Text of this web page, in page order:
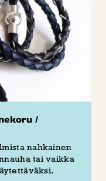
/
nahkainen
tai vaikka